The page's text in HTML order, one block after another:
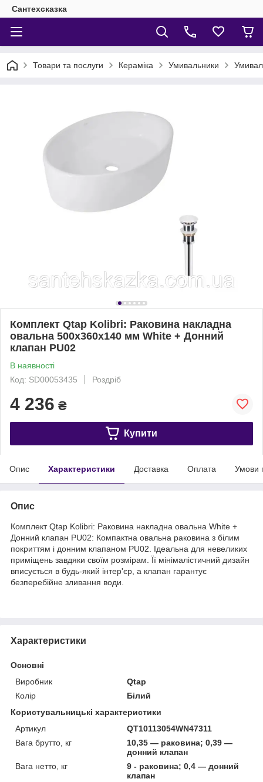
Сантехсказка
Товари та послуги Кераміка Умивальники
Комплект Qtap Kolibri: Раковина накладна
овальна 500x360x140 мм White + Донний
клапан PU02
В наявності
Код: SD00053435
Роздріб
4 236 ₴
Купити
Опис Характеристики Доставка Оплата Умови
Опис
Комплект Qtap Kolibri: Раковина накладна овальна White +
Донний клапан PU02: Компактна овальна раковина з білим
покриттям і донним клапаном PU02. Ідеальна для невеликих
приміщень завдяки своїм розмірам. Її мінімалістичний дизайн
вписується в будь-який інтер'єр, а клапан гарантує
безперебійне зливання води.
Характеристики
Основні
Виробник
Qtap
Колір
Білий
Користувальницькі характеристики
Артикул
QT10113054WN47311
Вага брутто, кг
10,35 — раковина; 0,39 —
донний клапан
Вага нетто, кг
9 - раковина; 0,4 — донний
клапан